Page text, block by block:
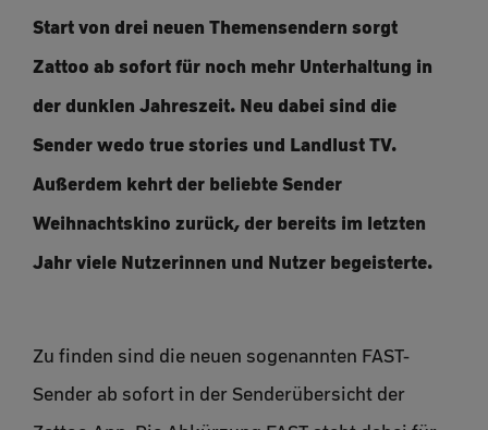
Start von drei neuen Themensendern sorgt
Zattoo ab sofort für noch mehr Unterhaltung in
der dunklen Jahreszeit. Neu dabei sind die
Sender wedo true stories und Landlust TV.
Außerdem kehrt der beliebte Sender
Weihnachtskino zurück, der bereits im letzten
Jahr viele Nutzerinnen und Nutzer begeisterte.
Zu finden sind die neuen sogenannten FAST-
Sender ab sofort in der Senderübersicht der